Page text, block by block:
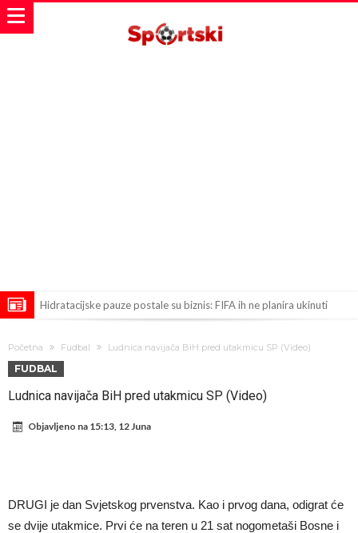
Hidratacijske pauze postale su biznis: FIFA ih ne planira ukinuti
Atletika?!
Ovo se Novaku nikad nije dešavalo: Sinner i Alcaraz odustaju, a
Infantino imao ljubavnicu: Isplivale skandalozne informacije, dobila je
Mudrik se vratio na teren nakon više od 600 dana. Odmah ide na
Početna Fudbal Ludnica navijača BiH pred utakmicu SP (Video)
FUDBAL
Ludnica navijača BiH pred utakmicu SP (Video)
Objavljeno na 15:13, 12 Juna
DRUGI je dan Svjetskog prvenstva. Kao i prvog dana, odigrat će
se dvije utakmice. Prvi će na teren u 21 sat nogometaši Bosne i